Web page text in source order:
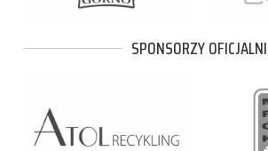
SPONSORZY OFICJALNI